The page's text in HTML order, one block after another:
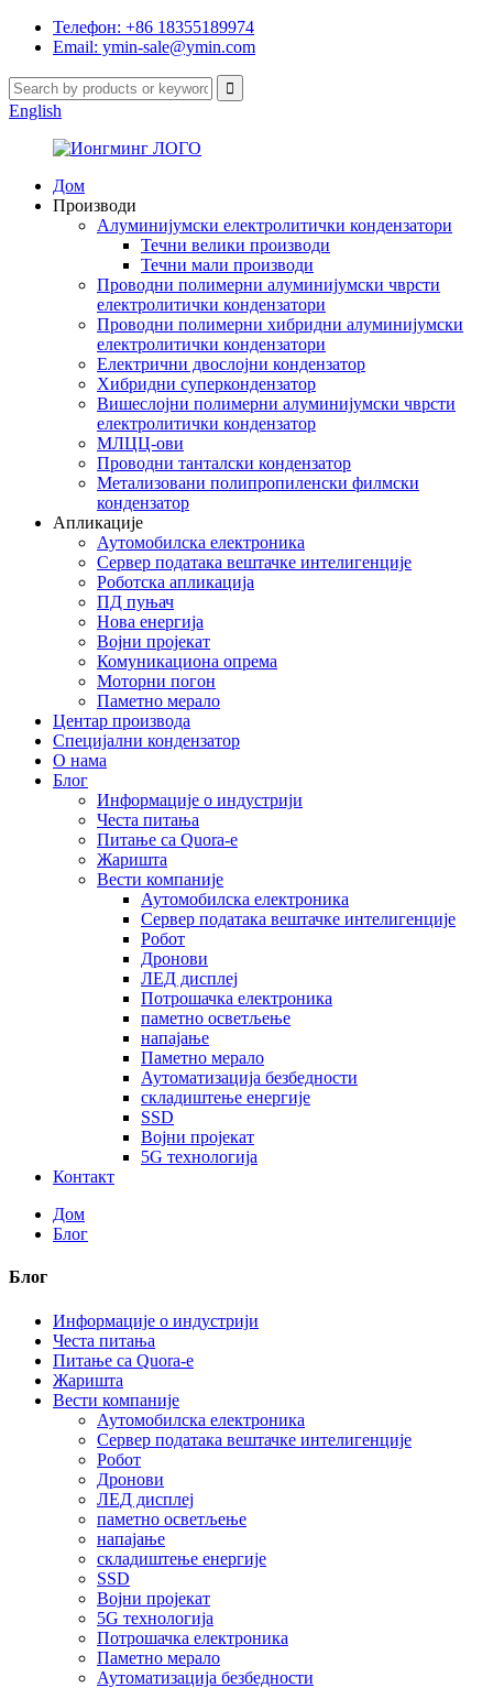
Телефон: +86 18355189974
Email: ymin-sale@ymin.com
English
Дом
Производи
Алуминијумски електролитички кондензатори
Течни велики производи
Течни мали производи
Проводни полимерни алуминијумски чврсти
електролитички кондензатори
Проводни полимерни хибридни алуминијумски
електролитички кондензатори
Електрични двослојни кондензатор
Хибридни суперкондензатор
Вишеслојни полимерни алуминијумски чврсти
електролитички кондензатор
МЛЦЦ-ови
Проводни танталски кондензатор
Метализовани полипропиленски филмски
кондензатор
Апликације
Аутомобилска електроника
Сервер података вештачке интелигенције
Роботска апликација
ПД пуњач
Нова енергија
Војни пројекат
Комуникациона опрема
Моторни погон
Паметно мерало
Центар производа
Специјални кондензатор
О нама
Блог
Информације о индустрији
Честа питања
Питање са Quora-е
Жаришта
Вести компаније
Аутомобилска електроника
Сервер података вештачке интелигенције
Робот
Дронови
ЛЕД дисплеј
Потрошачка електроника
паметно осветљење
напајање
Паметно мерало
Аутоматизација безбедности
складиштење енергије
SSD
Војни пројекат
5G технологија
Контакт
Дом
Блог
Блог
Информације о индустрији
Честа питања
Питање са Quora-е
Жаришта
Вести компаније
Аутомобилска електроника
Сервер података вештачке интелигенције
Робот
Дронови
ЛЕД дисплеј
паметно осветљење
напајање
складиштење енергије
SSD
Војни пројекат
5G технологија
Потрошачка електроника
Паметно мерало
Аутоматизација безбедности